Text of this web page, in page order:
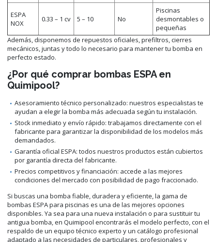
ESPA
NOX
0.33 – 1 cv 5 – 10 No
Piscinas
desmontables o
pequeñas
Además, disponemos de repuestos oficiales, prefiltros, cierres
mecánicos, juntas y todo lo necesario para mantener tu bomba en
perfecto estado.
¿Por qué comprar bombas ESPA en
Quimipool?
Asesoramiento técnico personalizado: nuestros especialistas te
ayudan a elegir la bomba más adecuada según tu instalación.
Stock inmediato y envío rápido: trabajamos directamente con el
fabricante para garantizar la disponibilidad de los modelos más
demandados.
Garantía oficial ESPA: todos nuestros productos están cubiertos
por garantía directa del fabricante.
Precios competitivos y financiación: accede a las mejores
condiciones del mercado con posibilidad de pago fraccionado.
Si buscas una bomba fiable, duradera y eficiente, la gama de
bombas ESPA para piscinas es una de las mejores opciones
disponibles. Ya sea para una nueva instalación o para sustituir tu
antigua bomba, en Quimipool encontrarás el modelo perfecto, con el
respaldo de un equipo técnico experto y un catálogo profesional
adaptado a las necesidades de particulares, profesionales y